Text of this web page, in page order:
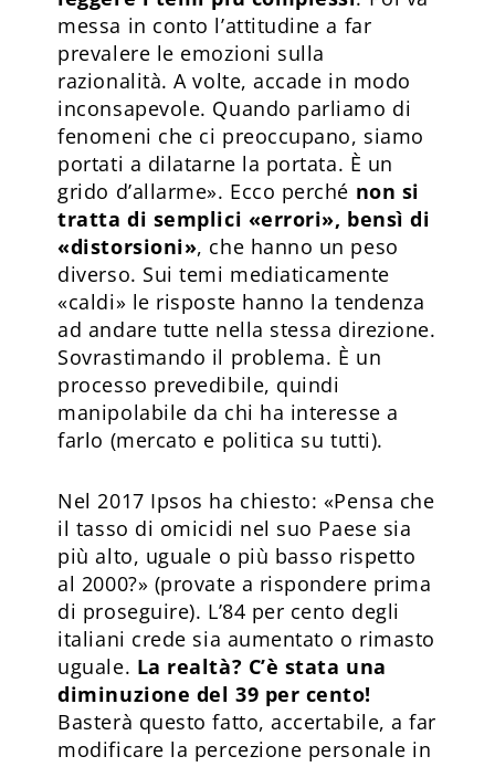
messa in conto l’attitudine a far
prevalere le emozioni sulla
razionalità. A volte, accade in modo
inconsapevole. Quando parliamo di
fenomeni che ci preoccupano, siamo
portati a dilatarne la portata. È un
grido d’allarme». Ecco perché non si
tratta di semplici «errori», bensì di
«distorsioni», che hanno un peso
diverso. Sui temi mediaticamente
«caldi» le risposte hanno la tendenza
ad andare tutte nella stessa direzione.
Sovrastimando il problema. È un
processo prevedibile, quindi
manipolabile da chi ha interesse a
farlo (mercato e politica su tutti).
Nel 2017 Ipsos ha chiesto: «Pensa che
il tasso di omicidi nel suo Paese sia
più alto, uguale o più basso rispetto
al 2000?» (provate a rispondere prima
di proseguire). L’84 per cento degli
italiani crede sia aumentato o rimasto
uguale. La realtà? C’è stata una
diminuzione del 39 per cento!
Basterà questo fatto, accertabile, a far
modificare la percezione personale in